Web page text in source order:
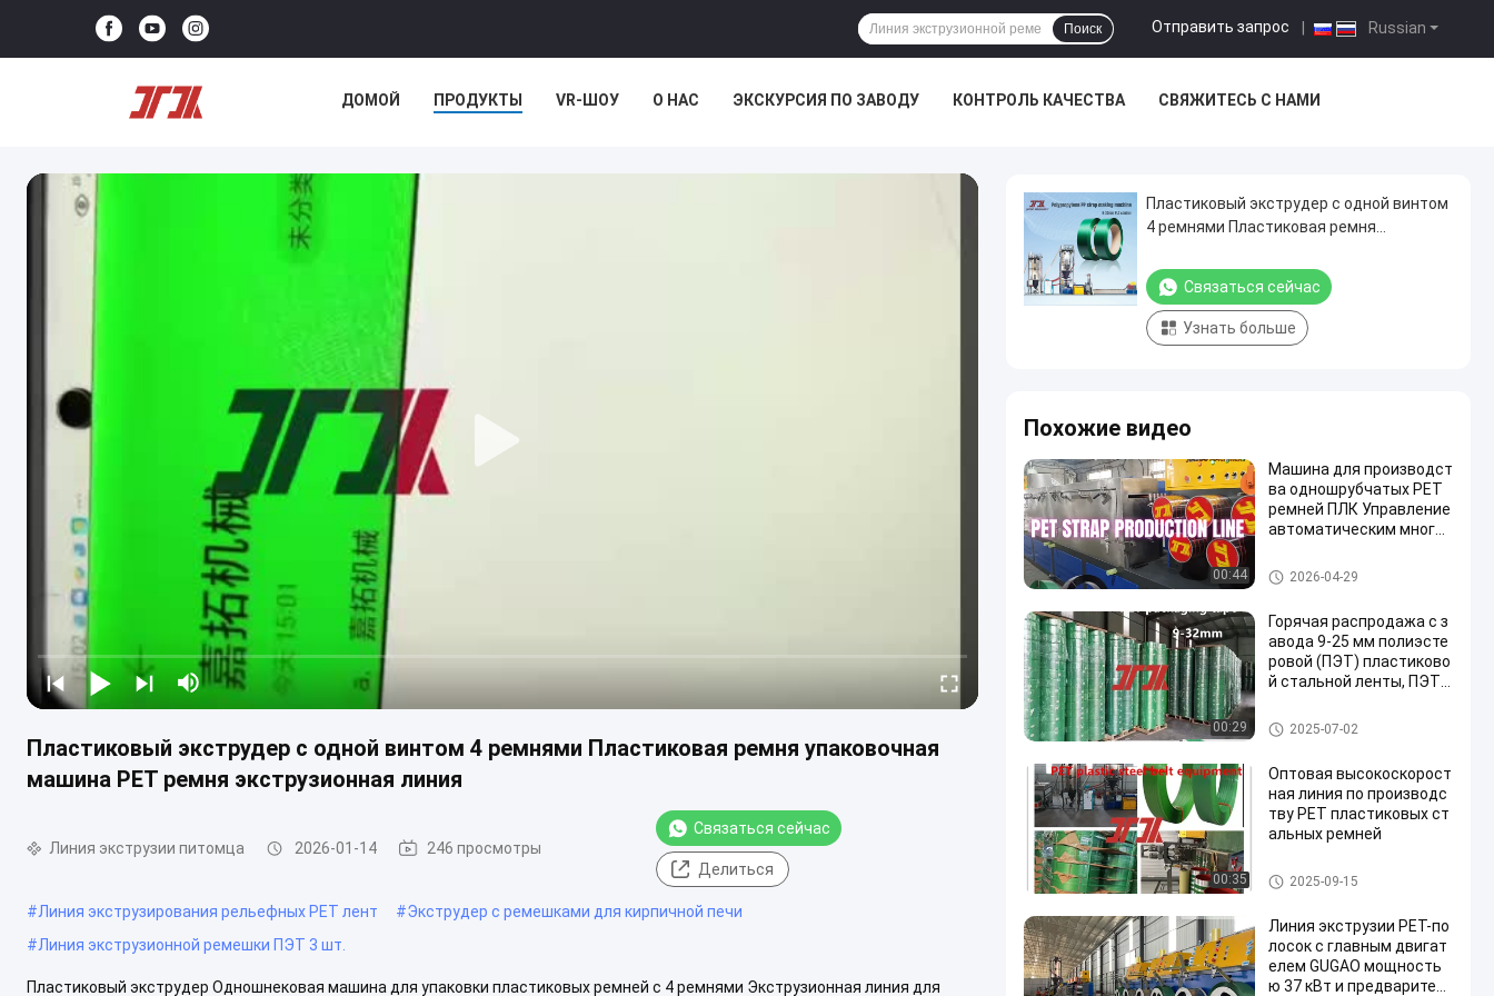
Russian
Отправить запрос
Поиск
ДОМОЙ ПРОДУКТЫ VR-ШОУ О НАС ЭКСКУРСИЯ ПО ЗАВОДУ КОНТРОЛЬ КАЧЕСТВА СВЯЖИТЕСЬ С НАМИ
Пластиковый экструдер с одной винтом 4 ремнями Пластиковая ремня упаковочная
машина PET ремня экструзионная линия
Линия экструзии питомца 2026-01-14 246 просмотры
Связаться сейчас
Делиться
#Линия экструзирования рельефных PET лент #Экструдер с ремешками для кирпичной печи
#Линия экструзионной ремешки ПЭТ 3 шт.
Пластиковый экструдер Одношнековая машина для упаковки пластиковых ремней с 4 ремнями Экструзионная линия для
Пластиковый экструдер с одной винтом
4 ремнями Пластиковая ремня
экструзионная линия
Связаться сейчас
Узнать больше
Похожие видео
00:44
Машина для производст
ва одношрубчатых PET
ремней ПЛК Управление
автоматическим много
Линия экструзии питомца
2026-04-29
00:29
Горячая распродажа с з
авода 9-25 мм полиэсте
ровой (ПЭТ) пластиково
й стальной ленты, ПЭТ-л
ия, ПЭТ-стальная лента
для пневматической об
матическая склейка
Ремень ЛЮБИМЦА упаковыв
ая
2025-07-02
00:35
Оптовая высокоскорост
ная линия по производс
тву PET пластиковых ст
альных ремней
Машина для производства П
ЭТ-лент
2025-09-15
Линия экструзии PET-по
лосок с главным двигат
елем GUGAO мощность
ю 37 кВт и предварител